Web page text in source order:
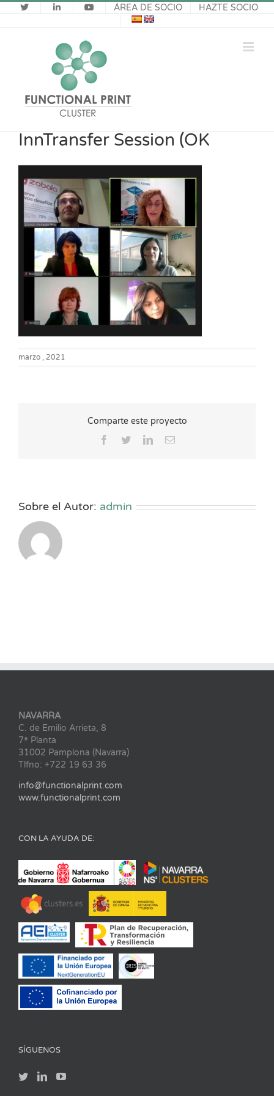
Saltar
al
contenido
ÁREA DE SOCIO HAZTE SOCIO
InnTransfer Session (OK
marzo , 2021
Comparte este proyecto
Facebook
TwitterLinkedInCorreo
Sobre el Autor: admin
NAVARRA
C. de Emilio Arrieta, 8
7ª Planta
31002 Pamplona (Navarra)
Tlfno: +722 19 63 36
info@functionalprint.com
www.functionalprint.com
CON LA AYUDA DE:
SÍGUENOS